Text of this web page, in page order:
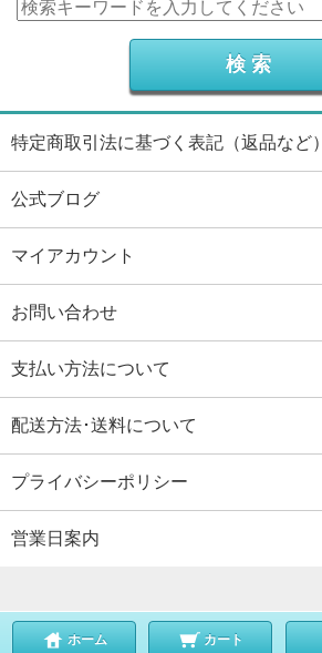
特定商取引法に基づく表記（返品など）
公式ブログ
マイアカウント
お問い合わせ
支払い方法について
配送方法･送料について
プライバシーポリシー
営業日案内
ホーム カート